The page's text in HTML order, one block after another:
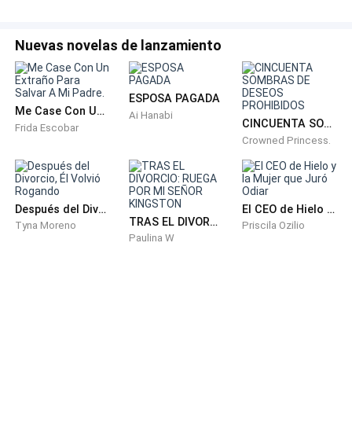
Nuevas novelas de lanzamiento
Me Case Con Un Extraño Para Salvar A Mi Padre.
Frida Escobar
ESPOSA PAGADA
Ai Hanabi
CINCUENTA SOMBRAS DE DESEOS PROHIBIDOS
Crowned Princess.
Después del Divorcio, Él Volvió Rogando
Tyna Moreno TRAS EL DIVORCIO: RUEGA POR MI SEÑOR KINGSTON
Paulina W
El CEO de Hielo y la Mujer que Juró Odiar
Priscila Ozilio